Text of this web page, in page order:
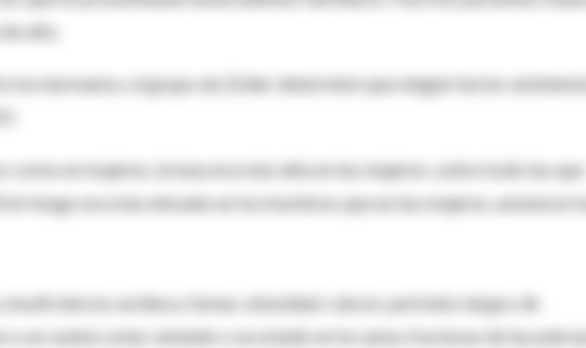
alto.
los hermanos, el grupo de Zoller determinó que ningún factor
en mujeres, la tasa era más alta en las mujeres, sobre todo las que
riesgo era más elevado en los hombres que en las mujeres, anotaron
cardiaca, fumar, obesidad, cáncer, periodos largos de
un vuelo), estar sentado o acostado en la cama, fracturas de las